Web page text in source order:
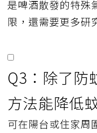
是啤酒散發的特殊
限，還需要更多研
Q3：除了防
方法能降低
可在陽台或住家周